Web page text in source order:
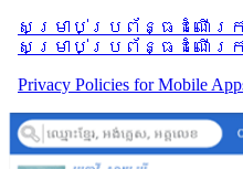
សម្រាប់​ប្រព័ន្ធដំណើរកា
សម្រាប់​ប្រព័ន្ធដំណើរកា
Privacy Policies for Mobile